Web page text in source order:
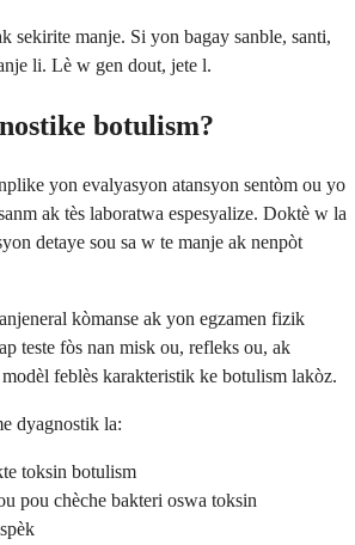
sekirite manje. Si yon bagay sanble, santi,
li. Lè w gen dout, jete l.
botulism?
yon evalyasyon atansyon sentòm ou yo
ak tès laboratwa espesyalize. Doktè w la
detaye sou sa w te manje ak nenpòt
kòmanse ak yon egzamen fizik
teste fòs nan misk ou, refleks ou, ak
feblès karakteristik ke botulism lakòz.
dyagnostik la:
toksin botulism
pou chèche bakteri oswa toksin